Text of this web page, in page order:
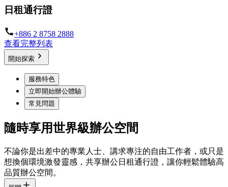
日租通行證
+886 2 8758 2888
查看完整列表
開始探索
服務特色
立即開始辦公體驗
常見問題
隨時享用世界級辦公空間
不論你是出差中的專業人士、講求專注的自由工作者，或只是
想換個環境激發靈感，共享辦公日租通行證，讓你輕鬆體驗高
品質辦公空間。